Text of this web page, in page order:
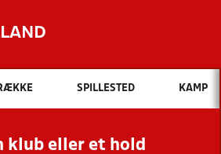
Hvad vil du søge efter?
INDHOLD OG NYHEDER
KLUBBER OG
SPILLESTED KAMP
klub eller et hold